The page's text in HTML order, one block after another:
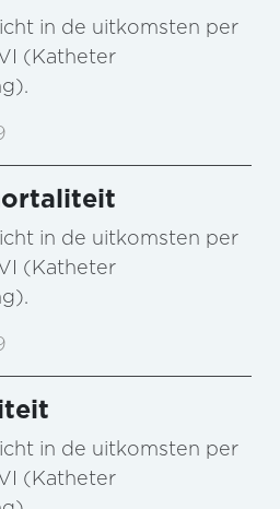
in de uitkomsten per
(Katheter
in de uitkomsten per
(Katheter
in de uitkomsten per
(Katheter